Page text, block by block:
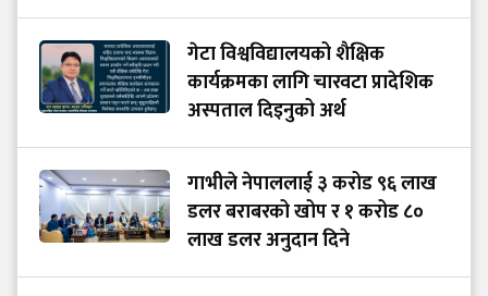
गेटा विश्वविद्यालयको शैक्षिक
कार्यक्रमका लागि चारवटा प्रादेशिक
अस्पताल दिइनुको अर्थ
गाभीले नेपाललाई ३ करोड ९६ लाख
डलर बराबरको खोप र १ करोड ८०
लाख डलर अनुदान दिने